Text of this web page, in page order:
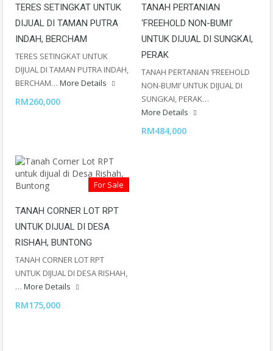
TERES SETINGKAT UNTUK
DIJUAL DI TAMAN PUTRA
INDAH, BERCHAM
TERES SETINGKAT UNTUK
DIJUAL DI TAMAN PUTRA INDAH,
BERCHAM… More Details
RM260,000
TANAH PERTANIAN
‘FREEHOLD NON-BUMI’
UNTUK DIJUAL DI SUNGKAI,
PERAK
TANAH PERTANIAN ‘FREEHOLD
NON-BUMI’ UNTUK DIJUAL DI
SUNGKAI, PERAK…
More Details
RM484,000
For Sale
TANAH CORNER LOT RPT
UNTUK DIJUAL DI DESA
RISHAH, BUNTONG
TANAH CORNER LOT RPT
UNTUK DIJUAL DI DESA RISHAH,
… More Details
RM175,000